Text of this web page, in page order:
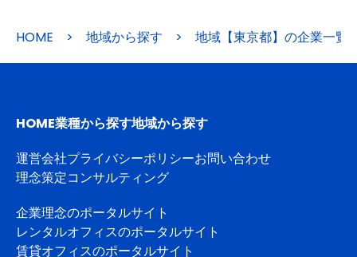
HOME > 地域から探す > 地域【東京都】の企業一覧
HOME業種から探す地域から探す
運営会社プライバシーポリシーお問い合わせ
理念策定コンサルティング
企業理念のポータルサイト
レンタルオフィスのポータルサイト
賃貸オフィスのポータルサイト